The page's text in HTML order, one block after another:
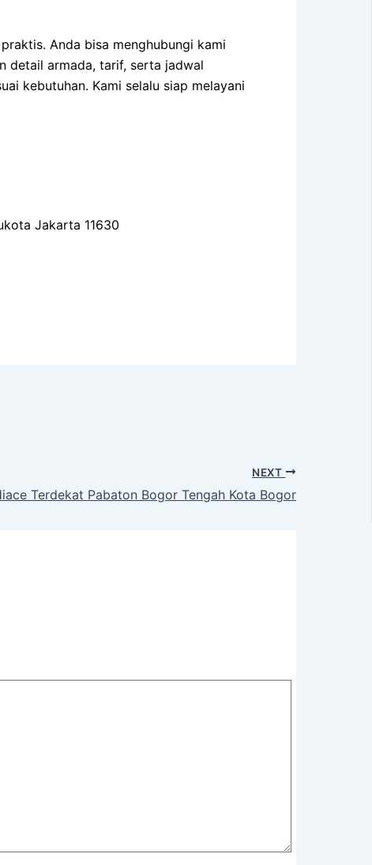
Anda bisa menghubungi kami
detail armada, tarif, serta jadwal
kebutuhan. Kami selalu siap melayani
Jakarta 11630
NEXT
Terdekat Pabaton Bogor Tengah Kota Bogor